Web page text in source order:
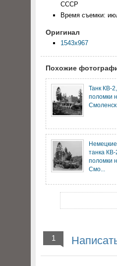
СССР
Время съемки:
Оригинал
1543x967
Похожие
Танк КВ-
поломки
Смоленск
Немецкие
танка
поломки
Смо...
1